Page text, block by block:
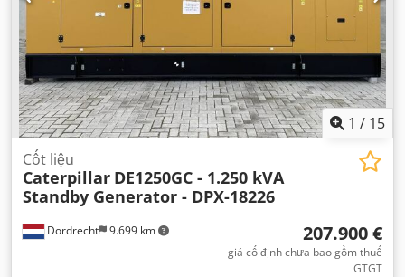
1 / 15
Dordrecht 9.699 km
Cốt liệu
Caterpillar DE1250GC - 1.250 kVA
Standby Generator - DPX-18226
207.900 €
giá cố định chưa bao gồm thuế
GTGT